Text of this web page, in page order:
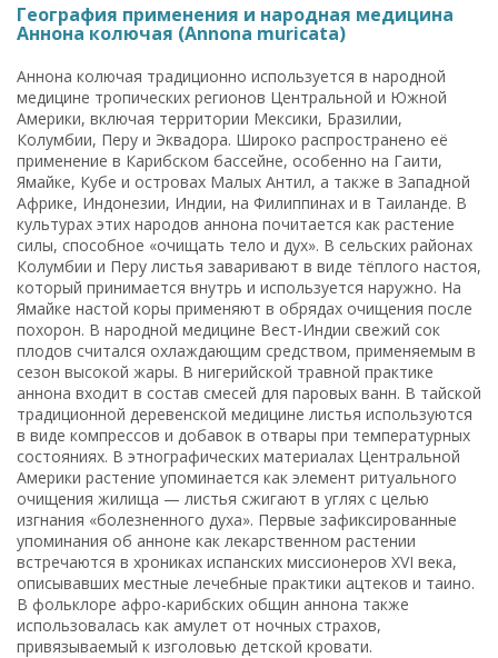
География применения и народная медицина
Аннона колючая (Annona muricata)
Аннона колючая традиционно используется в народной
медицине тропических регионов Центральной и Южной
Америки, включая территории Мексики, Бразилии,
Колумбии, Перу и Эквадора. Широко распространено её
применение в Карибском бассейне, особенно на Гаити,
Ямайке, Кубе и островах Малых Антил, а также в Западной
Африке, Индонезии, Индии, на Филиппинах и в Таиланде. В
культурах этих народов аннона почитается как растение
силы, способное «очищать тело и дух». В сельских районах
Колумбии и Перу листья заваривают в виде тёплого настоя,
который принимается внутрь и используется наружно. На
Ямайке настой коры применяют в обрядах очищения после
похорон. В народной медицине Вест-Индии свежий сок
плодов считался охлаждающим средством, применяемым в
сезон высокой жары. В нигерийской травной практике
аннона входит в состав смесей для паровых ванн. В тайской
традиционной деревенской медицине листья используются
в виде компрессов и добавок в отвары при температурных
состояниях. В этнографических материалах Центральной
Америки растение упоминается как элемент ритуального
очищения жилища — листья сжигают в углях с целью
изгнания «болезненного духа». Первые зафиксированные
упоминания об анноне как лекарственном растении
встречаются в хрониках испанских миссионеров XVI века,
описывавших местные лечебные практики ацтеков и таино.
В фольклоре афро-карибских общин аннона также
использовалась как амулет от ночных страхов,
привязываемый к изголовью детской кровати.